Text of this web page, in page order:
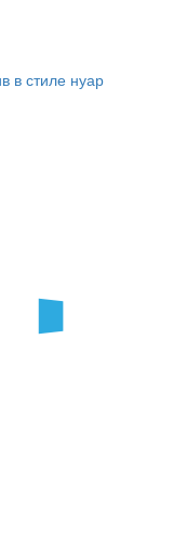
в стиле нуар